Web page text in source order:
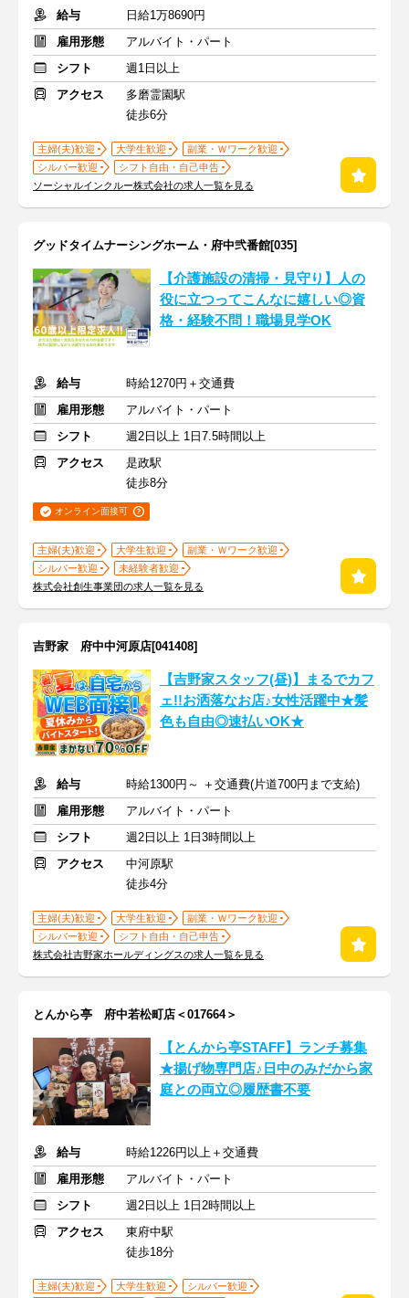
給与
日給1万8690円
雇用形態
アルバイト・パート
シフト
週1日以上
アクセス
多磨霊園駅
徒歩6分
主婦(夫)歓迎 大学生歓迎
副業・Ｗワーク歓迎
シルバー歓迎
シフト自由・自己申告
ソーシャルインクルー株式会社の求人一覧を見る
グッドタイムナーシングホーム・府中弐番館[035]
【介護施設の清掃・見守り】人の
役に立つってこんなに嬉しい◎資
格・経験不問！職場見学OK
給与
時給1270円＋交通費
雇用形態
アルバイト・パート
シフト
週2日以上 1日7.5時間以上
アクセス
是政駅
徒歩8分
オンライン面接可
主婦(夫)歓迎 大学生歓迎
副業・Ｗワーク歓迎
シルバー歓迎
未経験者歓迎
株式会社創生事業団の求人一覧を見る
吉野家 府中中河原店[041408]
【吉野家スタッフ(昼)】まるでカフ
ェ!!お洒落なお店♪女性活躍中★髪
色も自由◎速払いOK★
給与
時給1300円～ ＋交通費(片道700円まで支給)
雇用形態
アルバイト・パート
シフト
週2日以上 1日3時間以上
アクセス
中河原駅
徒歩4分
主婦(夫)歓迎 大学生歓迎
副業・Ｗワーク歓迎
シルバー歓迎
シフト自由・自己申告
株式会社吉野家ホールディングスの求人一覧を見る
とんから亭 府中若松町店＜017664＞
【とんから亭STAFF】ランチ募集
★揚げ物専門店♪日中のみだから家
庭との両立◎履歴書不要
給与
時給1226円以上＋交通費
雇用形態
アルバイト・パート
シフト
週2日以上 1日2時間以上
アクセス
東府中駅
徒歩18分
主婦(夫)歓迎 大学生歓迎
シルバー歓迎